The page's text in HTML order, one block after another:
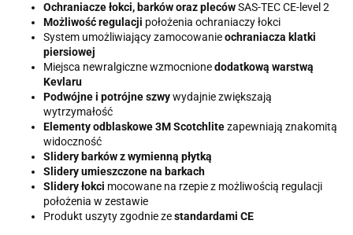
Ochraniacze łokci, barków oraz plecówSAS-TEC CE-level 2
Możliwość regulacji położenia ochraniaczy łokci
System umożliwiający zamocowanieochraniacza klatki
piersiowej
Miejsca newralgiczne wzmocnionedodatkową warstwą
Kevlaru
Podwójne i potrójne szwywydajnie zwiększają
wytrzymałość
Elementy odblaskowe 3M Scotchlitezapewniają znakomitą
widoczność
Slidery barków z wymienną płytką
Slidery umieszczone na barkach
Slidery łokci mocowane na rzepie z możliwością regulacji
położenia w zestawie
Produkt uszyty zgodnie zestandardami CE